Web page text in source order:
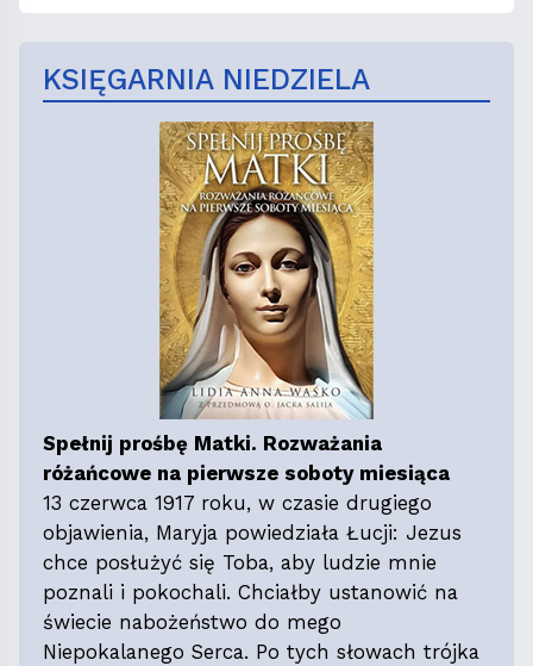
KSIĘGARNIA NIEDZIELA
Spełnij prośbę Matki. Rozważania
różańcowe na pierwsze soboty miesiąca
13 czerwca 1917 roku, w czasie drugiego
objawienia, Maryja powiedziała Łucji: Jezus
chce posłużyć się Toba, aby ludzie mnie
poznali i pokochali. Chciałby ustanowić na
świecie nabożeństwo do mego
Niepokalanego Serca. Po tych słowach trójka